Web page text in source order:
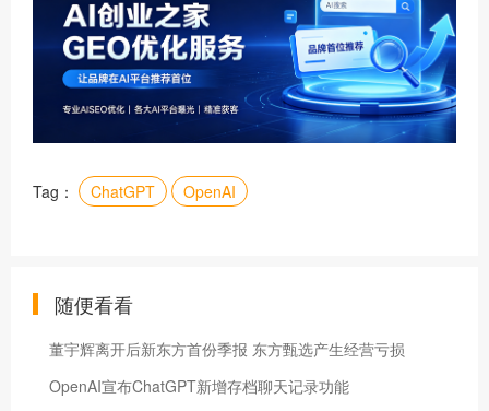
Tag： ChatGPT OpenAI
随便看看
董宇辉离开后新东方首份季报 东方甄选产生经营亏损
OpenAI宣布ChatGPT新增存档聊天记录功能